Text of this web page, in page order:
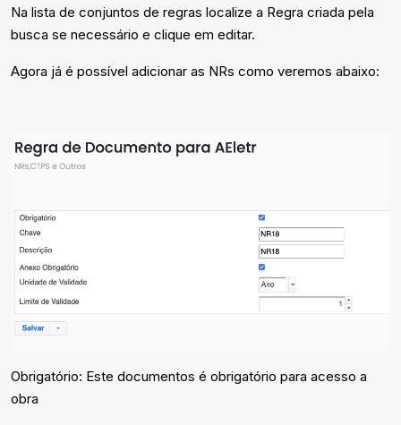
Na lista de conjuntos de regras localize a Regra criada pela
busca se necessário e clique em editar.
Agora já é possível adicionar as NRs como veremos abaixo:
Obrigatório: Este documentos é obrigatório para acesso a
obra